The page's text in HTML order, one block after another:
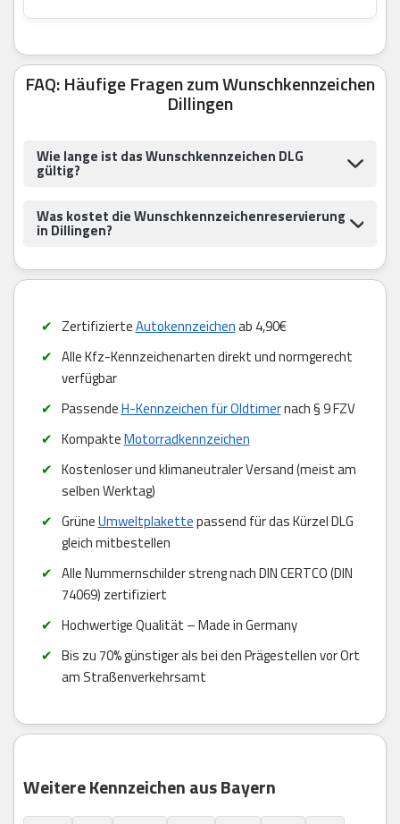
FAQ: Häufige Fragen zum Wunschkennzeichen
Dillingen
Wie lange ist das Wunschkennzeichen DLG
gültig?
Was kostet die Wunschkennzeichenreservierung
in Dillingen?
ZertifizierteAutokennzeichenab 4,90€
Alle Kfz-Kennzeichenarten direkt und normgerecht
verfügbar
PassendeH-Kennzeichen für Oldtimernach § 9 FZV
KompakteMotorradkennzeichen
Kostenloser und klimaneutraler Versand (meist am
selben Werktag)
GrüneUmweltplakettepassend für das Kürzel DLG
gleich mitbestellen
Alle Nummernschilder streng nach DIN CERTCO (DIN
74069) zertifiziert
Hochwertige Qualität – Made in Germany
Bis zu 70% günstiger als bei den Prägestellen vor Ort
am Straßenverkehrsamt
Weitere Kennzeichen aus Bayern